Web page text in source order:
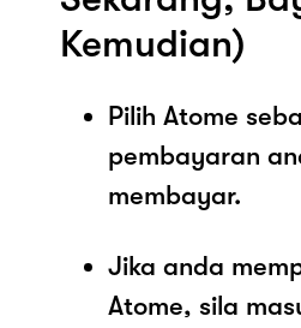
Kemudian)
Pilih Atome
pembayaran
membayar.
Jika anda
Atome, sila